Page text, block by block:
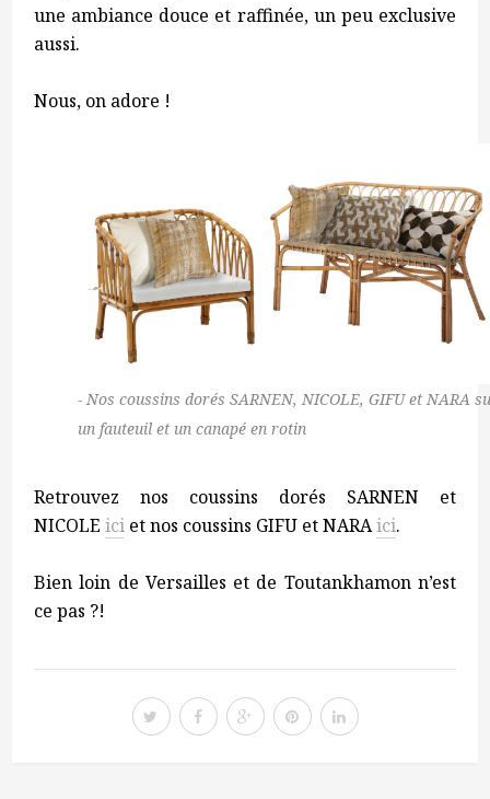
une ambiance douce et raffinée, un peu exclusive
aussi.
Nous, on adore !
Nos coussins dorés SARNEN, NICOLE, GIFU et NARA
un fauteuil et un canapé en rotin
Retrouvez nos coussins dorés SARNEN et
NICOLEici et nos coussins GIFU et NARAici.
Bien loin de Versailles et de Toutankhamon n’est
ce pas ?!